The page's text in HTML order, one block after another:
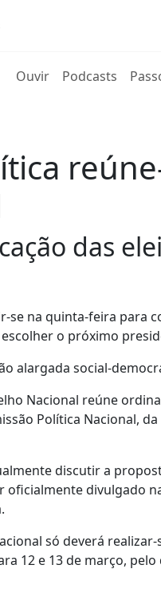
Ouvir(current)
Podcasts
das
se na quinta-feira
o próximo
alargada social-
Nacional reúne
Política Nacional,
discutir a
oficialmente divulgado
só deverá
12 e 13 de março,